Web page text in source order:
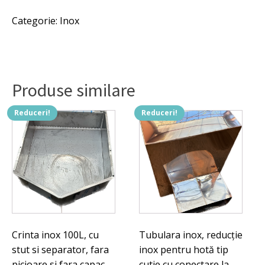
794 lei.
60X1000
Categorie: Inox
Produse similare
Reduceri!
Crinta inox 100L, cu
stut si separator, fara
Reduceri!
Tubulara inox, reducție
inox pentru hotă tip